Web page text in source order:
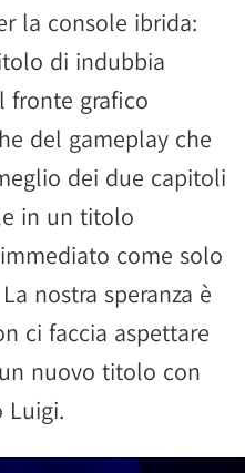
la console ibrida:
di indubbia
fronte grafico
del gameplay che
dei due capitoli
in un titolo
come solo
nostra speranza è
ci faccia aspettare
nuovo titolo con
Luigi.